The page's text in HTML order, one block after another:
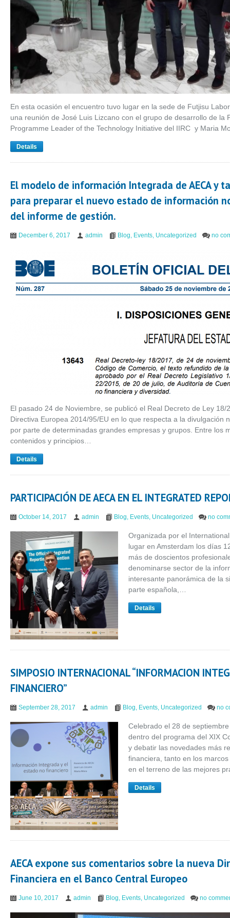
En esta ocasión el encuentro tuvo lugar en la sede de Futjisu
una reunión de José Luis Lizcano con el grupo de desarrollo de la
Programme Leader of the Technology Initiative del IIRC y Maria
Details
El modelo de información Integrada de AECA y
para preparar el nuevo estado de información
del informe de gestión.
December 6, 2017 admin Blog, Events, Uncategorized no
El pasado 24 de Noviembre, se publicó el Real Decreto de Ley
Directiva Europea 2014/95/EU en lo que respecta a la divulgación
por parte de determinadas grandes empresas y grupos. Entre los
contenidos y principios…
Details
PARTICIPACIÓN DE AECA EN EL INTEGRATED
October 14, 2017 admin Blog, Events, Uncategorized no
Organizada por el
lugar en Amsterdam los días
más de doscientos
denominarse sector de la
interesante panorámica de la
parte española,…
Details
SIMPOSIO INTERNACIONAL “INFORMACION
FINANCIERO”
September 28, 2017 admin Blog, Events, Uncategorized no
Celebrado el 28 de
dentro del programa del XIX
y debatir las novedades más
financiera, tanto en los
en el terreno de las mejores
Details
AECA expone sus comentarios sobre la nueva
Financiera en el Banco Central Europeo
June 10, 2017 admin Blog, Events, Uncategorized no